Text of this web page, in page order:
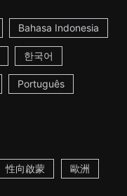
Bahasa Indonesia
한국어
Português
性向啟蒙 歐洲